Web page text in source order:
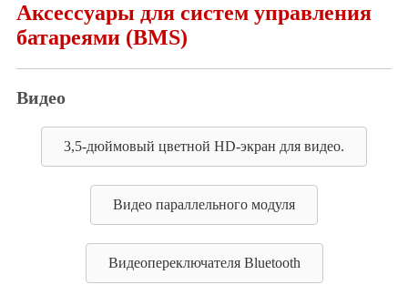
Аксессуары для систем управления
батареями (BMS)
Видео
3,5-дюймовый цветной HD-экран для видео.
Видео параллельного модуля
Видеопереключателя Bluetooth